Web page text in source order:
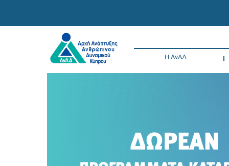
Η ΑνΑΔ